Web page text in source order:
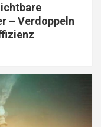
– Verdoppeln